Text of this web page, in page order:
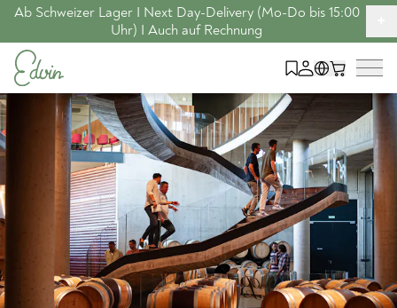
Ab Schweizer Lager I Next Day-Delivery (Mo-Do bis 15:00
Uhr) I Auch auf Rechnung